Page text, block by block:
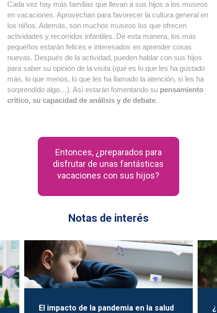
Cada vez hay más familias que llevan a sus hijos a los museos
en vacaciones. Aprovechan para favorecer la cultura general en
los niños. Además, son muchos museos los que ofrecen
actividades y recorridos infantiles. De esta manera, los más
pequeños estarán felices e interesados en aprender cosas
nuevas. Después de la actividad, pueden hablar con sus hijos
para saber su opinión de la visita (qué es lo que les ha gustado
más, lo que menos, lo que les ha llamado la atención, si les ha
sorprendido algo…). Así estarán fomentando su pensamiento
crítico, su capacidad de análisis y de debate.
Entonces, ¿preparados para
disfrutar de unas fantásticas
vacaciones con sus hijos?
Notas de interés
El impacto de la pandemia en la salud